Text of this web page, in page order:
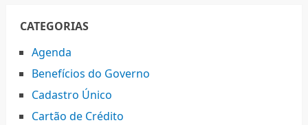
CATEGORIAS
Agenda
Benefícios do Governo
Cadastro Único
Cartão de Crédito